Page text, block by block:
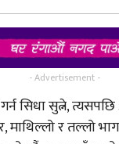
- Advertisement -
सिधा सुत्ने,
माथिल्लो र तल्लो